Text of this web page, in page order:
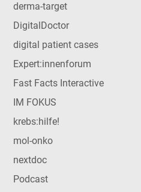
derma-target
DigitalDoctor
digital patient cases
Expert:innenforum
Fast Facts Interactive
IM FOKUS
krebs:hilfe!
mol-onko
nextdoc
Podcast